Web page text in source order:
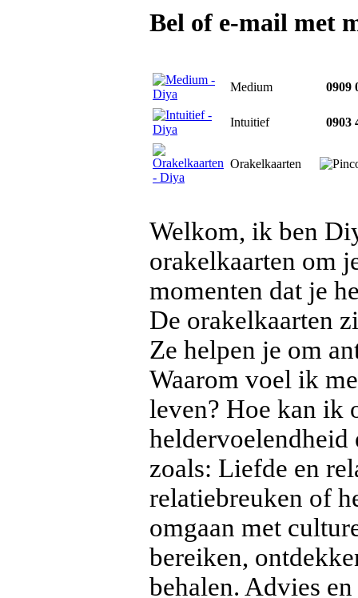
Bel of e-mail met
Medium 0909
Intuitief 0903
Orakelkaarten
Welkom, ik ben
orakelkaarten om
momenten dat je
De orakelkaarten
Ze helpen je om
Waarom voel ik
leven? Hoe kan ik
heldervoelendheid
zoals: Liefde en
relatiebreuken of
omgaan met
bereiken,
behalen. Advies